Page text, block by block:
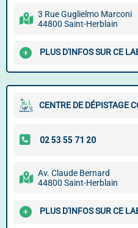
3 Rue Guglielmo Marconi
44800 Saint-Herblain
PLUS D'INFOS SUR CE
CENTRE DE DÉPISTAGE
Av. Claude Bernard
44800 Saint-Herblain
PLUS D'INFOS SUR CE